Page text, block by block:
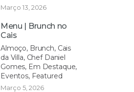
Março 13, 2026
Menu | Brunch no
Cais
Almoço, Brunch, Cais
da Villa, Chef Daniel
Gomes, Em Destaque,
Eventos, Featured
Março 5, 2026